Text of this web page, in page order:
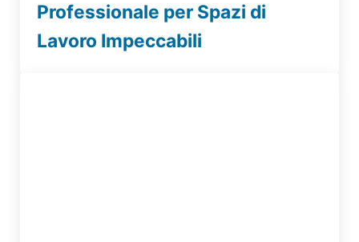
Professionale per Spazi di
Lavoro Impeccabili